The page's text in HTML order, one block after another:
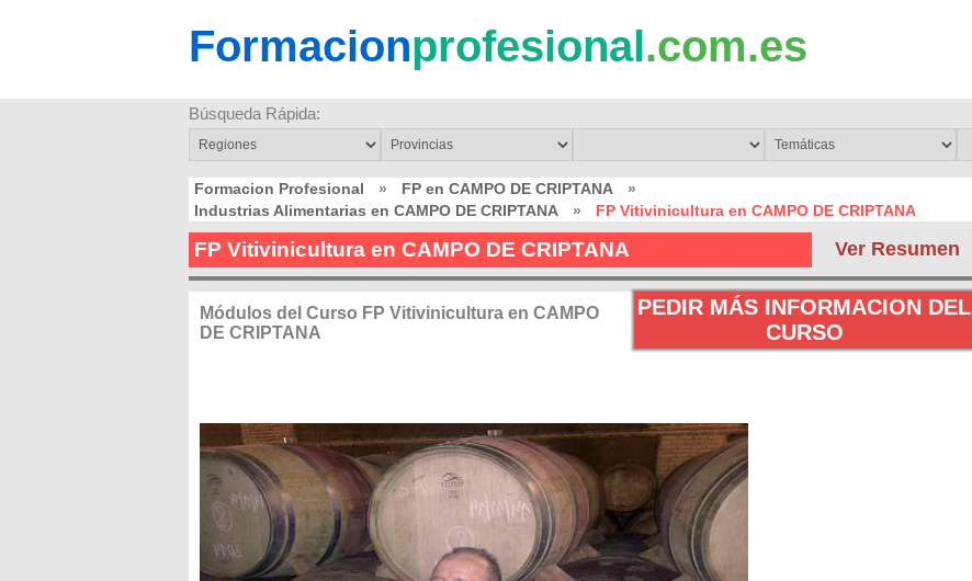
Formacionprofesional.com.es
Búsqueda Rápida:
Formacion Profesional » FP en CAMPO DE CRIPTANA
»
Industrias Alimentarias en CAMPO DE CRIPTANA
» FP Vitivinicultura en CAMPO DE CRIPTANA
Ver Resumen
FP Vitivinicultura en CAMPO DE CRIPTANA
PEDIR MÁS INFORMACION DEL
CURSO
Módulos del Curso FP Vitivinicultura en CAMPO
DE CRIPTANA